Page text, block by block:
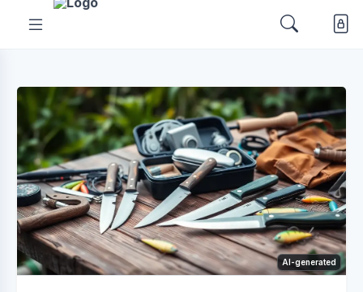
AI-generated